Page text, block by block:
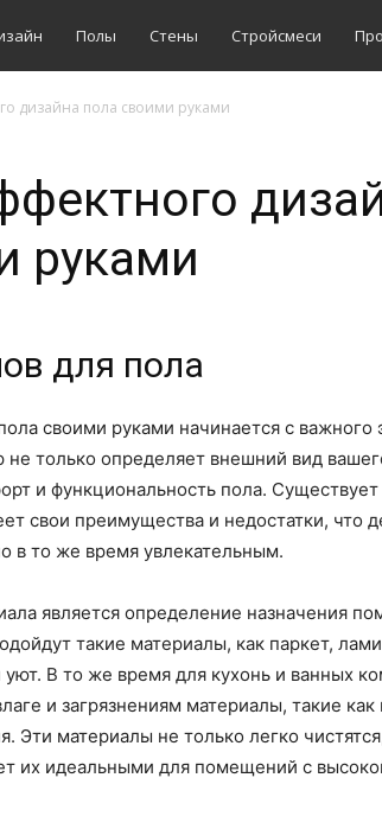
Полы Стены Стройсмеси
дизайна пола своими руками
руками
для пола
своими руками начинается с
только определяет внешний вид
и функциональность пола.
свои преимущества и недостатки, что
в то же время увлекательным.
является определение назначения
такие материалы, как паркет,
В то же время для кухонь и ванных
и загрязнениям материалы, такие
Эти материалы не только легко
их идеальными для помещений с